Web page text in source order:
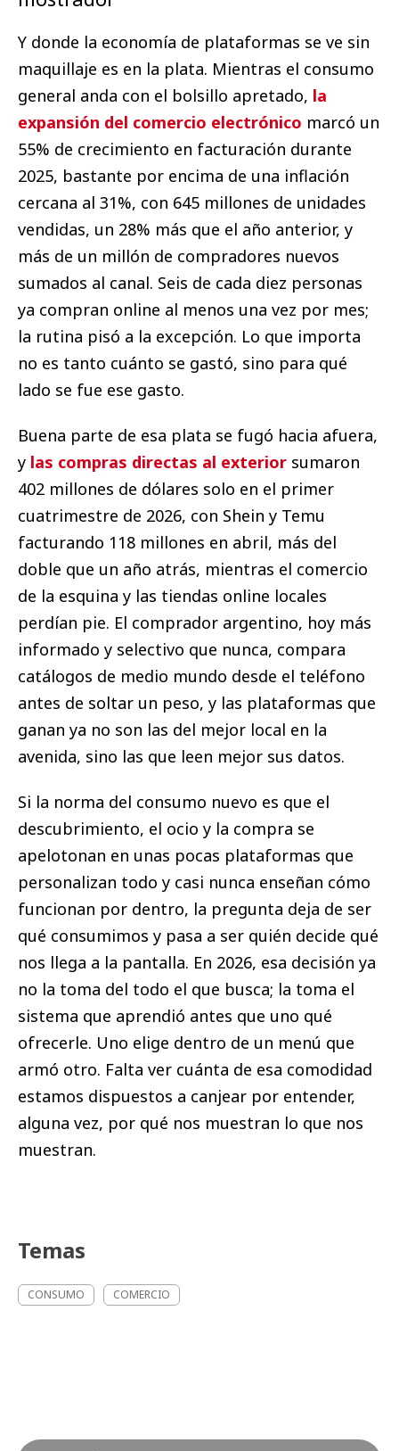
Y donde la economía de plataformas se ve sin
maquillaje es en la plata. Mientras el consumo
general anda con el bolsillo apretado, la
expansión del comercio electrónico marcó un
55% de crecimiento en facturación durante
2025, bastante por encima de una inflación
cercana al 31%, con 645 millones de unidades
vendidas, un 28% más que el año anterior, y
más de un millón de compradores nuevos
sumados al canal. Seis de cada diez personas
ya compran online al menos una vez por mes;
la rutina pisó a la excepción. Lo que importa
no es tanto cuánto se gastó, sino para qué
lado se fue ese gasto.
Buena parte de esa plata se fugó hacia afuera,
y las compras directas al exterior sumaron
402 millones de dólares solo en el primer
cuatrimestre de 2026, con Shein y Temu
facturando 118 millones en abril, más del
doble que un año atrás, mientras el comercio
de la esquina y las tiendas online locales
perdían pie. El comprador argentino, hoy más
informado y selectivo que nunca, compara
catálogos de medio mundo desde el teléfono
antes de soltar un peso, y las plataformas que
ganan ya no son las del mejor local en la
avenida, sino las que leen mejor sus datos.
Si la norma del consumo nuevo es que el
descubrimiento, el ocio y la compra se
apelotonan en unas pocas plataformas que
personalizan todo y casi nunca enseñan cómo
funcionan por dentro, la pregunta deja de ser
qué consumimos y pasa a ser quién decide qué
nos llega a la pantalla. En 2026, esa decisión ya
no la toma del todo el que busca; la toma el
sistema que aprendió antes que uno qué
ofrecerle. Uno elige dentro de un menú que
armó otro. Falta ver cuánta de esa comodidad
estamos dispuestos a canjear por entender,
alguna vez, por qué nos muestran lo que nos
muestran.
Temas
CONSUMO COMERCIO